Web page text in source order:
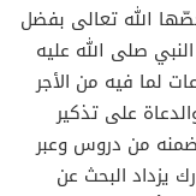
الله تعالى بفضل
صلى الله عليه
لما فيه من الأجر
على تذكير
من دروس وعبر
يزداد البحث عن